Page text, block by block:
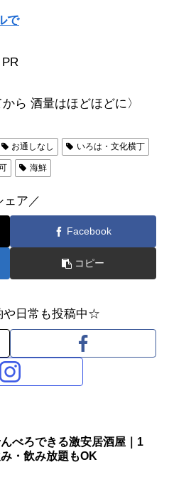
で
PR
ら 酒量はほどほどに〉
お通しなし いろは・文化横丁
海鮮
ェア／
Facebook
コピー
日常も投稿中☆
べろできる激安居酒屋｜1
・飲み放題もOK